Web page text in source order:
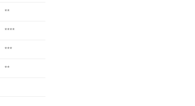
**
****
***
**